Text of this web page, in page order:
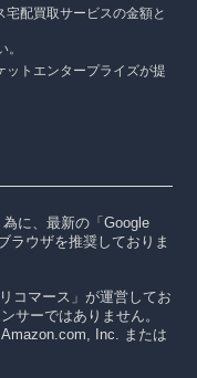
配買取サービスの金額と
ットエンタープライズが提
に、最新の「Google
ラウザを推奨しておりま
コマース」が運営してお
サーではありません。
Inc. または